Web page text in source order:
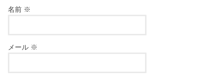
名前 ※
メール ※